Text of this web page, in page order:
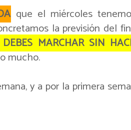
que el miércoles
la previsión del
MARCHAR SIN
mucho.
y a por la primera